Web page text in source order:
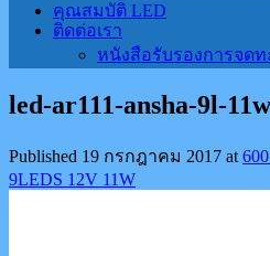
คุณสมบัติ LED
ติดต่อเรา
หนังสือรับรองการจดท
led-ar111-ansha-9l-
Published 19 กรกฎาคม 2017 at
9LEDS 12V 11W